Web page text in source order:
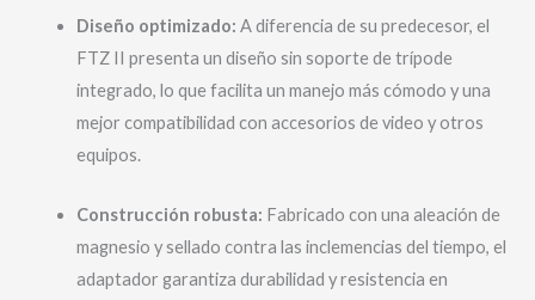
Diseño optimizado: A diferencia de su predecesor, el
FTZ II presenta un diseño sin soporte de trípode
integrado, lo que facilita un manejo más cómodo y una
mejor compatibilidad con accesorios de video y otros
equipos.
Construcción robusta: Fabricado con una aleación de
magnesio y sellado contra las inclemencias del tiempo, el
adaptador garantiza durabilidad y resistencia en